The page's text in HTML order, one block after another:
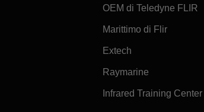
OEM di Teledyne FLIR
Marittimo di Flir
Extech
Raymarine
Infrared Training Center